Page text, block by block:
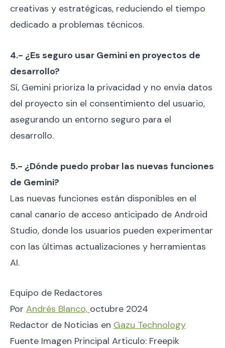
creativas y estratégicas, reduciendo el tiempo
dedicado a problemas técnicos.
4.- ¿Es seguro usar Gemini en proyectos de
desarrollo?
Sí, Gemini prioriza la privacidad y no envía datos
del proyecto sin el consentimiento del usuario,
asegurando un entorno seguro para el
desarrollo.
5.- ¿Dónde puedo probar las nuevas funciones
de Gemini?
Las nuevas funciones están disponibles en el
canal canario de acceso anticipado de Android
Studio, donde los usuarios pueden experimentar
con las últimas actualizaciones y herramientas
AI.
Equipo de Redactores
Por Andrés Blanco, octubre 2024
Redactor de Noticias en Gazu Technology
Fuente Imagen Principal Articulo: Freepik